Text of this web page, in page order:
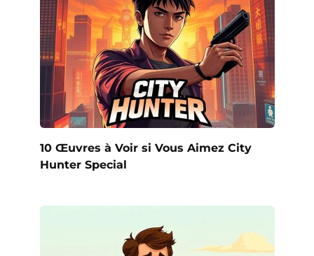
10 Œuvres à Voir si Vous Aimez City
Hunter Special